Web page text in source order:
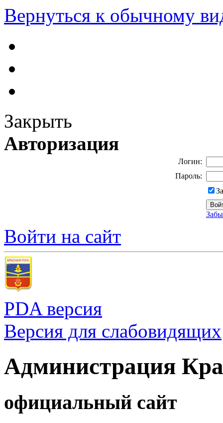
Вернуться к обычному
Закрыть
Авторизация
Логин:
Пароль:
Войти на сайт
PDA версия
Версия для слабовидящих
Администрация
официальный сайт